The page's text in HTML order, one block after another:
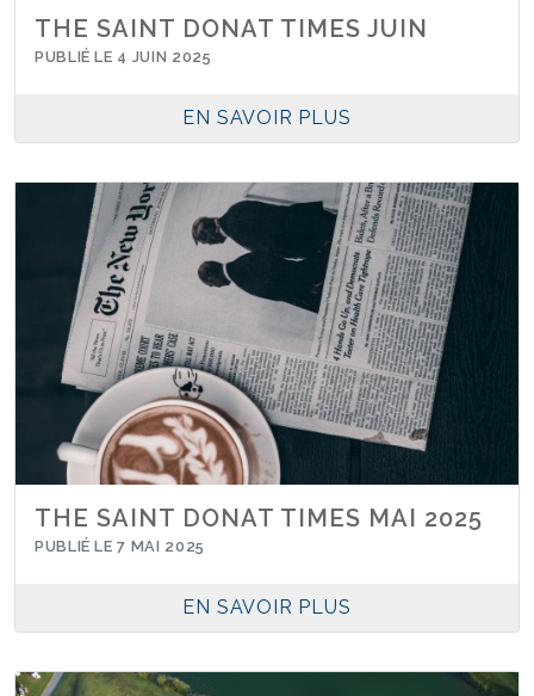
THE SAINT DONAT TIMES JUIN
PUBLIÉ LE 4 JUIN 2025
EN SAVOIR PLUS
THE SAINT DONAT TIMES MAI 2025
PUBLIÉ LE 7 MAI 2025
EN SAVOIR PLUS